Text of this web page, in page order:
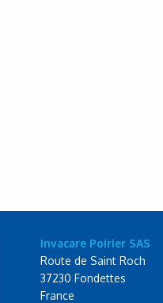
Invacare Poirier SAS
Route de Saint Roch
37230 Fondettes
France